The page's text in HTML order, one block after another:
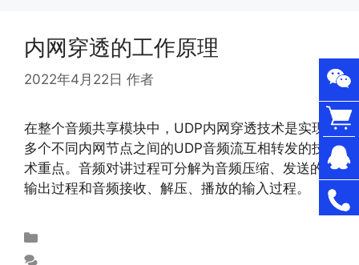
内网穿透的工作原理
2022年4月22日 作者
在整个音频共享模块中，UDP内网穿透技术是实现
多个不同内网节点之间的UDP音频流互相转发的技
术重点。音频对讲过程可分解为音频压缩、发送的
输出过程和音频接收、解压、播放的输入过程。